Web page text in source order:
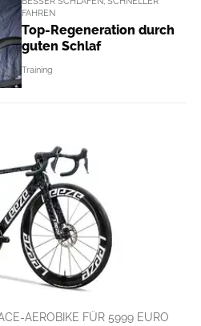
FAHREN
Top-Regeneration durch
guten Schlaf
Training
AEROBIKE FÜR 5999 EURO